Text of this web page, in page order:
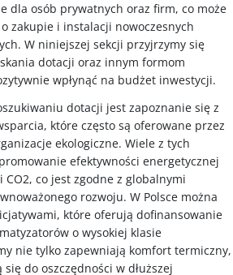
dla osób prywatnych oraz firm, co może
zakupie i instalacji nowoczesnych
W niniejszej sekcji przyjrzymy się
dotacji oraz innym formom
wpłynąć na budżet inwestycji.
dotacji jest zapoznanie się z
które często są oferowane przez
ekologiczne. Wiele z tych
efektywności energetycznej
co jest zgodne z globalnymi
rozwoju. W Polsce można
które oferują dofinansowanie
o wysokiej klasie
nie tylko zapewniają komfort termiczny,
do oszczędności w dłuższej